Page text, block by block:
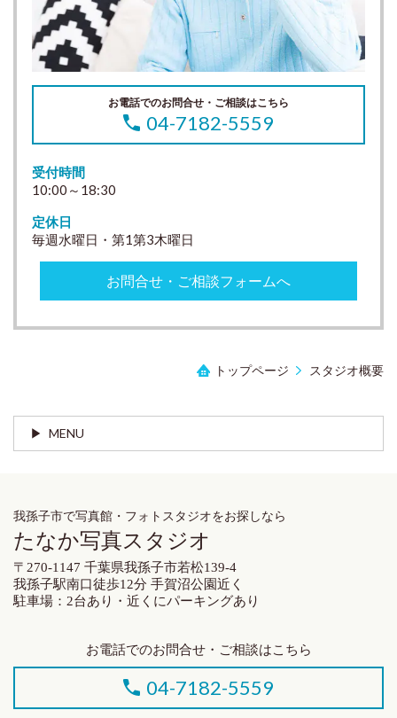
お電話でのお問合せ・ご相談はこちら
04-7182-5559
受付時間
10:00～18:30
定休日
毎週水曜日・第1第3木曜日
お問合せ・ご相談フォームへ
トップページ スタジオ概要
MENU
我孫子市で写真館・フォトスタジオをお探しなら
たなか写真スタジオ
〒270-1147 千葉県我孫子市若松139-4
我孫子駅南口徒歩12分 手賀沼公園近く
駐車場：2台あり・近くにパーキングあり
お電話でのお問合せ・ご相談はこちら
04-7182-5559